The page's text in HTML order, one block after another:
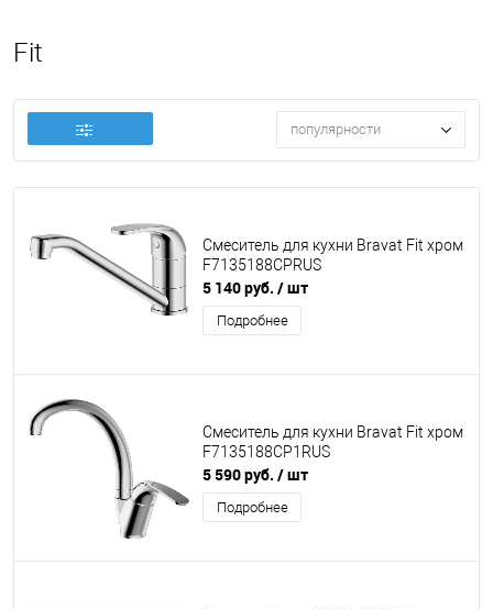
Fit
популярности
Смеситель для кухни Bravat Fit хром
F7135188CPRUS
5 140 руб. / шт
Подробнее
Смеситель для кухни Bravat Fit хром
F7135188CP1RUS
5 590 руб. / шт
Подробнее